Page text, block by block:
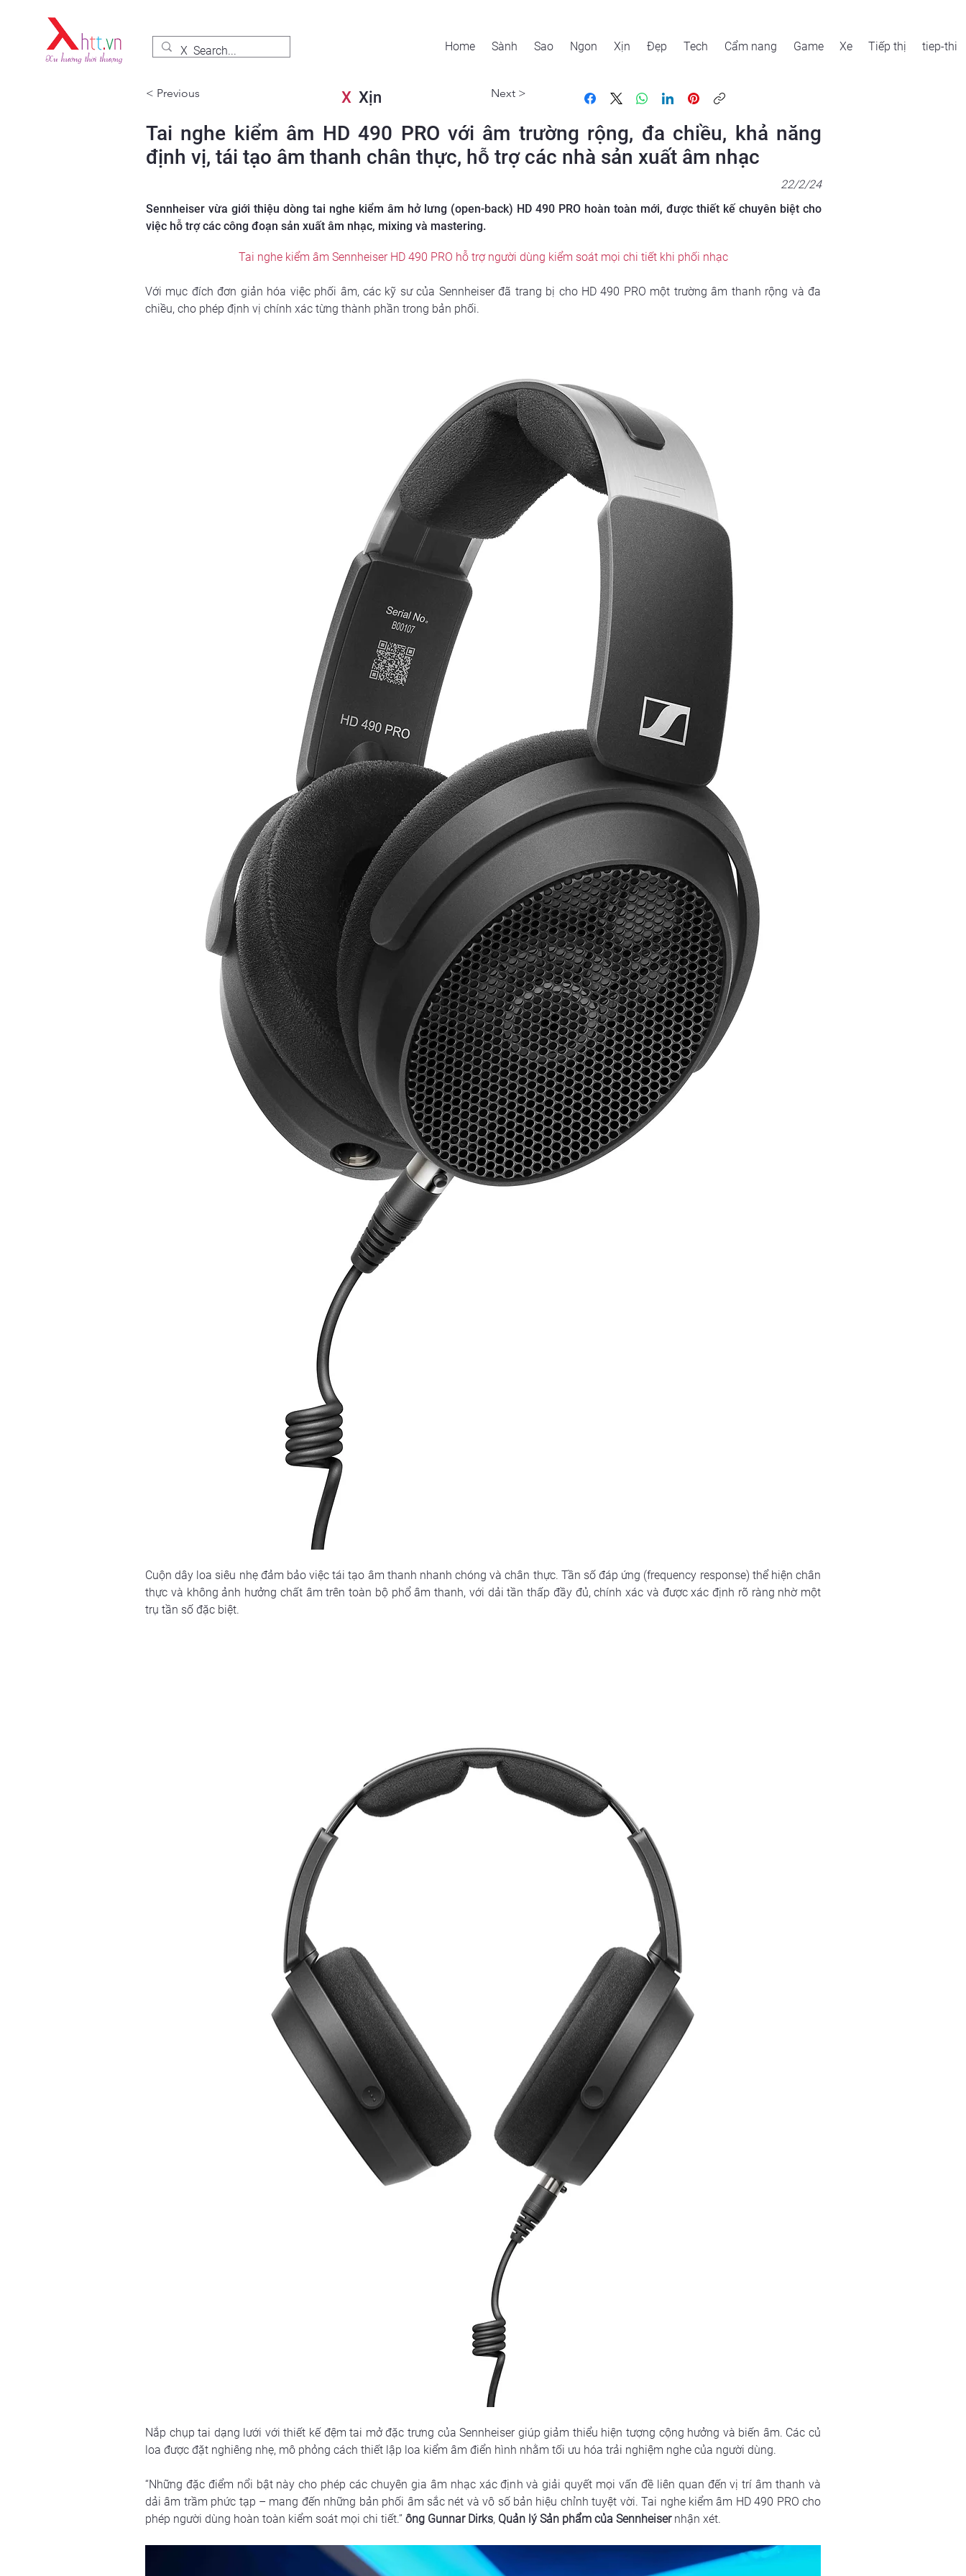
Home Sành Sao Ngon Xịn Đẹp Tech Cẩm nang Game Xe Tiếp thị tiep-thi
< Previous X Xịn Next >
Tai nghe kiểm âm HD 490 PRO với âm trường rộng, đa chiều, khả năng
định vị, tái tạo âm thanh chân thực, hỗ trợ các nhà sản xuất âm nhạc
22/2/24
Sennheiser vừa giới thiệu dòng tai nghe kiểm âm hở lưng (open-back) HD 490 PRO hoàn toàn mới, được thiết kế chuyên biệt cho
việc hỗ trợ các công đoạn sản xuất âm nhạc, mixing và mastering.
Tai nghe kiểm âm Sennheiser HD 490 PRO hỗ trợ người dùng kiểm soát mọi chi tiết khi phối nhạc
Với mục đích đơn giản hóa việc phối âm, các kỹ sư của Sennheiser đã trang bị cho HD 490 PRO một trường âm thanh rộng và đa
chiều, cho phép định vị chính xác từng thành phần trong bản phối.
Cuộn dây loa siêu nhẹ đảm bảo việc tái tạo âm thanh nhanh chóng và chân thực. Tần số đáp ứng (frequency response) thể hiện chân
thực và không ảnh hưởng chất âm trên toàn bộ phổ âm thanh, với dải tần thấp đầy đủ, chính xác và được xác định rõ ràng nhờ một
trụ tần số đặc biệt.
Nắp chụp tai dạng lưới với thiết kế đệm tai mở đặc trưng của Sennheiser giúp giảm thiểu hiện tượng cộng hưởng và biến âm. Các củ
loa được đặt nghiêng nhẹ, mô phỏng cách thiết lập loa kiểm âm điển hình nhằm tối ưu hóa trải nghiệm nghe của người dùng.
“Những đặc điểm nổi bật này cho phép các chuyên gia âm nhạc xác định và giải quyết mọi vấn đề liên quan đến vị trí âm thanh và
dải âm trầm phức tạp – mang đến những bản phối âm sắc nét và vô số bản hiệu chỉnh tuyệt vời. Tai nghe kiểm âm HD 490 PRO cho
phép người dùng hoàn toàn kiểm soát mọi chi tiết.” ông Gunnar Dirks, Quản lý Sản phẩm của Sennheiser nhận xét.